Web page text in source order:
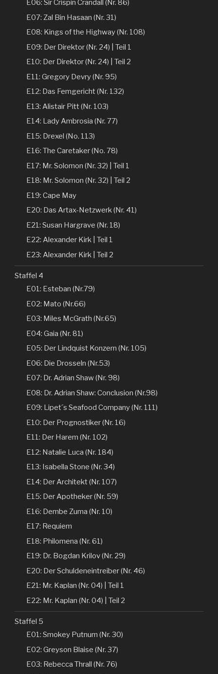
E06: Sir Crispin Crandall (Nr. 86)
E07: Zal Bin Hasaan (Nr. 31)
E08: Kings of the Highway (Nr. 108)
E09: Der Direktor (Nr. 24) | Teil 1
E10: Der Direktor (Nr. 24) | Teil 2
E11: Gregory Devry (Nr. 95)
E12: Das Femgericht (Nr. 132)
E13: Alistair Pitt (Nr. 103)
E14: Lady Ambrosia (Nr. 77)
E15: Drexel (No. 113)
E16: The Caretaker (No. 78)
E17: Mr. Solomon (Nr. 32) | Teil 1
E18: Mr. Solomon (Nr. 32) | Teil 2
E19: Cape May
E20: Das Artax-Netzwerk (Nr. 41)
E21: Susan Hargrave (Nr. 18)
E22: Alexander Kirk | Teil 1
E23: Alexander Kirk | Teil 2
Staffel 4
E01: Esteban (Nr.79)
E02: Mato (Nr.66)
E03: Miles McGrath (Nr.65)
E04: Gaia (Nr. 81)
E05: Der Lindquist Konzern (Nr. 105)
E06: Die Drosseln (Nr.53)
E07: Dr. Adrian Shaw (Nr. 98)
E08: Dr. Adrian Shaw: Conclusion (Nr.98)
E09: Lipet´s Seafood Company (Nr. 111)
E10: Der Prognostiker (Nr. 16)
E11: Der Harem (Nr. 102)
E12: Natalie Luca (Nr. 184)
E13: Isabella Stone (Nr. 34)
E14: Der Architekt (Nr. 107)
E15: Der Apotheker (Nr. 59)
E16: Dembe Zuma (Nr. 10)
E17: Requiem
E18: Philomena (Nr. 61)
E19: Dr. Bogdan Krilov (Nr. 29)
E20: Der Schuldeneintreiber (Nr. 46)
E21: Mr. Kaplan (Nr. 04) | Teil 1
E22: Mr. Kaplan (Nr. 04) | Teil 2
Staffel 5
E01: Smokey Putnum (Nr. 30)
E02: Greyson Blaise (Nr. 37)
E03: Rebecca Thrall (Nr. 76)